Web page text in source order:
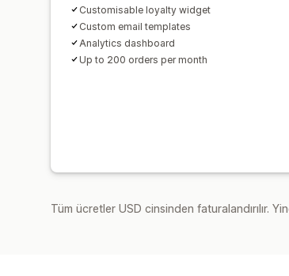
Customisable loyalty widget
Custom email templates
Analytics dashboard
Up to 200 orders per month
Tüm ücretler USD cinsinden faturalandırılır.